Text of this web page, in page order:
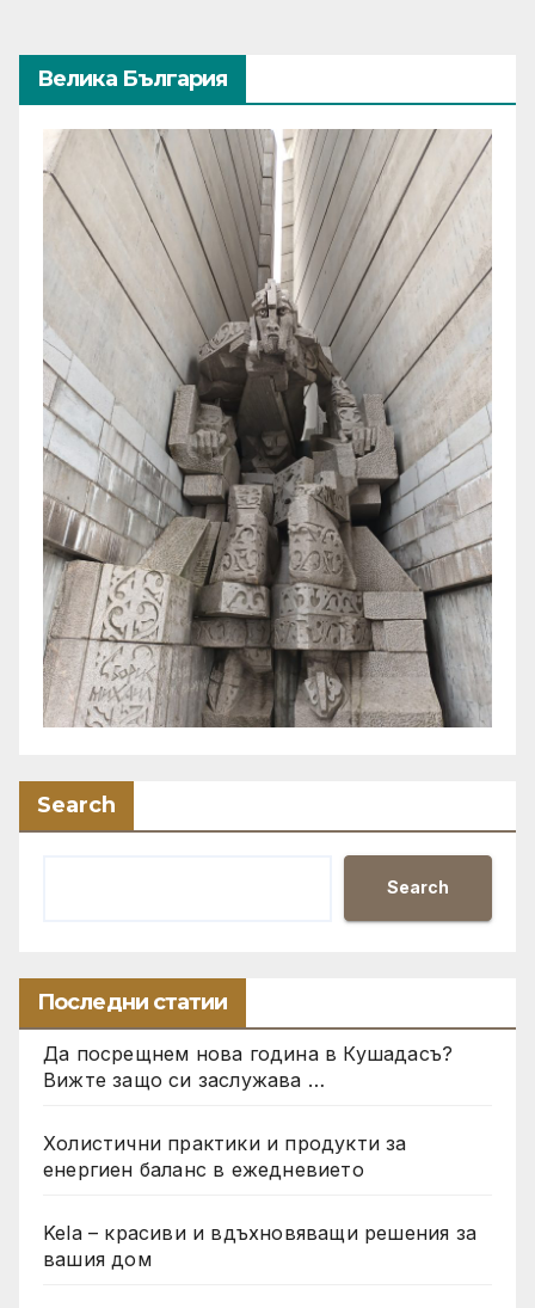
Велика България
Search
Search
Последни статии
Да посрещнем нова година в Кушадасъ?
Вижте защо си заслужава …
Холистични практики и продукти за
енергиен баланс в ежедневието
Kela – красиви и вдъхновяващи решения за
вашия дом